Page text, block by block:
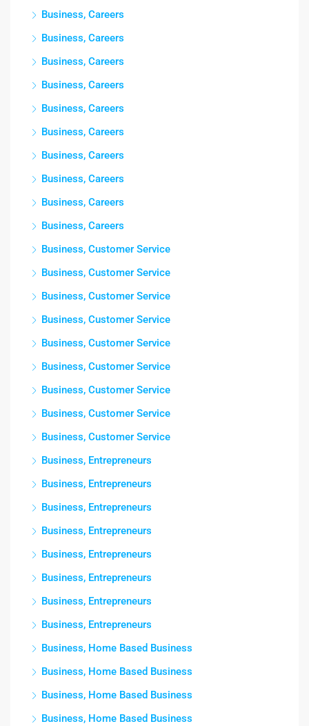
Business, Careers
Business, Careers
Business, Careers
Business, Careers
Business, Careers
Business, Careers
Business, Careers
Business, Careers
Business, Careers
Business, Careers
Business, Customer Service
Business, Customer Service
Business, Customer Service
Business, Customer Service
Business, Customer Service
Business, Customer Service
Business, Customer Service
Business, Customer Service
Business, Customer Service
Business, Entrepreneurs
Business, Entrepreneurs
Business, Entrepreneurs
Business, Entrepreneurs
Business, Entrepreneurs
Business, Entrepreneurs
Business, Entrepreneurs
Business, Entrepreneurs
Business, Home Based Business
Business, Home Based Business
Business, Home Based Business
Business, Home Based Business